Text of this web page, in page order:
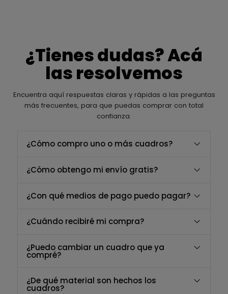
¿Tienes dudas? Acá
las resolvemos
Encuentra aquí respuestas claras y rápidas a las preguntas
más frecuentes, para que puedas comprar con total
confianza.
¿Cómo compro uno o más cuadros?
¿Cómo obtengo mi envío gratis?
¿Con qué medios de pago puedo pagar?
¿Cuándo recibiré mi compra?
¿Puedo cambiar un cuadro que ya
compré?
¿De qué material son hechos los
cuadros?